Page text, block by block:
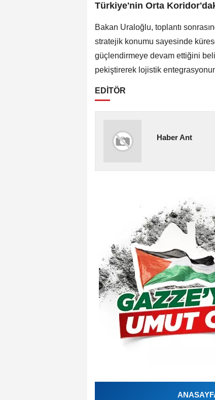
Türkiye'nin Orta
Bakan Uraloğlu, toplantı
stratejik konumu sayesinde
güçlendirmeye devam ettiğini
pekiştirerek lojistik entegrasyonun
EDİTÖR
Haber Ant